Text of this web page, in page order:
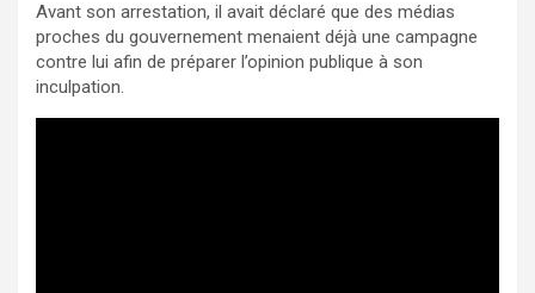
Avant son arrestation, il avait déclaré que des médias
proches du gouvernement menaient déjà une campagne
contre lui afin de préparer l’opinion publique à son
inculpation.